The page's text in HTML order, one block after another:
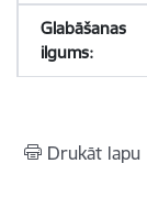
Drukāt lapu